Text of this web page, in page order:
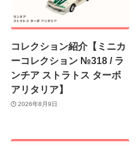
コレクション紹介【ミニカ
ーコレクション №318 / ラ
ンチア ストラトス ターボ
アリタリア】
2026年8月9日